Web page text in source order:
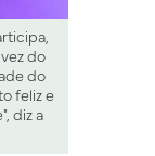
do
do
feliz e
diz a